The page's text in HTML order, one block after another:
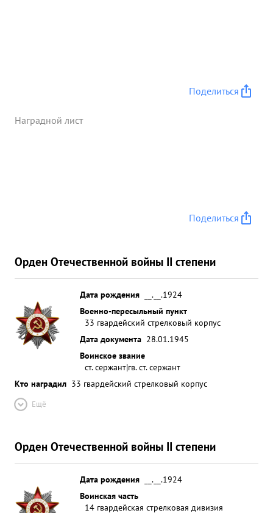
Поделиться
Наградной лист
Поделиться
Орден Отечественной войны II степени
Дата рождения
__.__.1924
Военно-пересыльный пункт
33 гвардейский стрелковый корпус
Дата документа 28.01.1945
Воинское звание
ст. сержант|гв. ст. сержант
Кто наградил 33 гвардейский стрелковый корпус
Ещё
Орден Отечественной войны II степени
Дата рождения
__.__.1924
Воинская часть
14 гвардейская стрелковая дивизия